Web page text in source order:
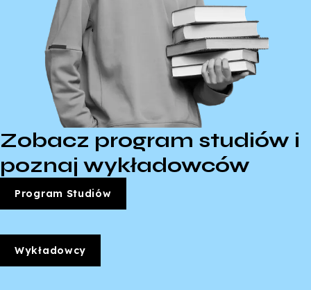
Zobacz program studiów i
poznaj wykładowców
Program Studiów
Wykładowcy